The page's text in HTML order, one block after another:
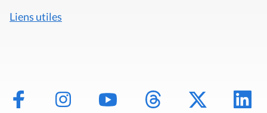
Liens utiles